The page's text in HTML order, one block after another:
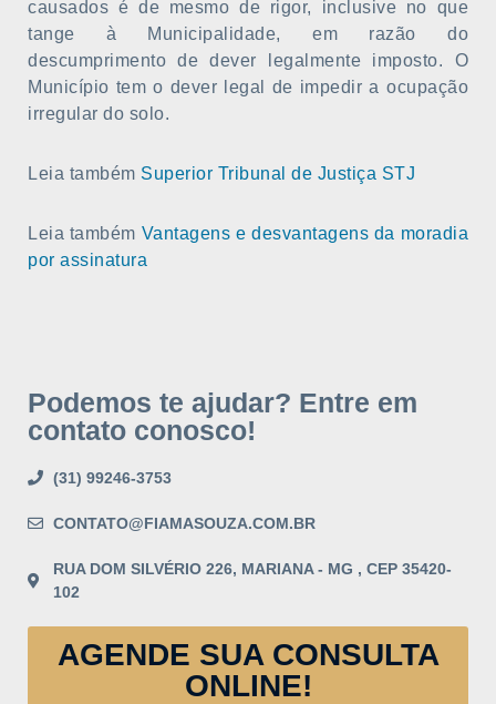
causados é de mesmo de rigor, inclusive no que
tange à Municipalidade, em razão do
descumprimento de dever legalmente imposto. O
Município tem o dever legal de impedir a ocupação
irregular do solo.
Leia também Superior Tribunal de Justiça STJ
Leia também Vantagens e desvantagens da moradia
por assinatura
Podemos te ajudar? Entre em
contato conosco!
(31) 99246-3753
CONTATO@FIAMASOUZA.COM.BR
RUA DOM SILVÉRIO 226, MARIANA - MG , CEP 35420-
102
AGENDE SUA CONSULTA
ONLINE!